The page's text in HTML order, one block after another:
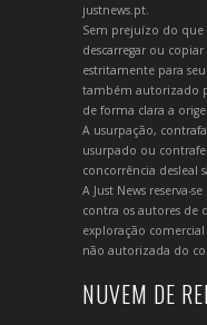
justnews.pt.
Sem prejuízo do
descarregar ou
estritamente para
também autorizado
de forma clara a
A usurpação,
usurpado ou
concorrência desleal
A Just News reserva-
contra os autores de
exploração
não autorizada do
NUVEM DE